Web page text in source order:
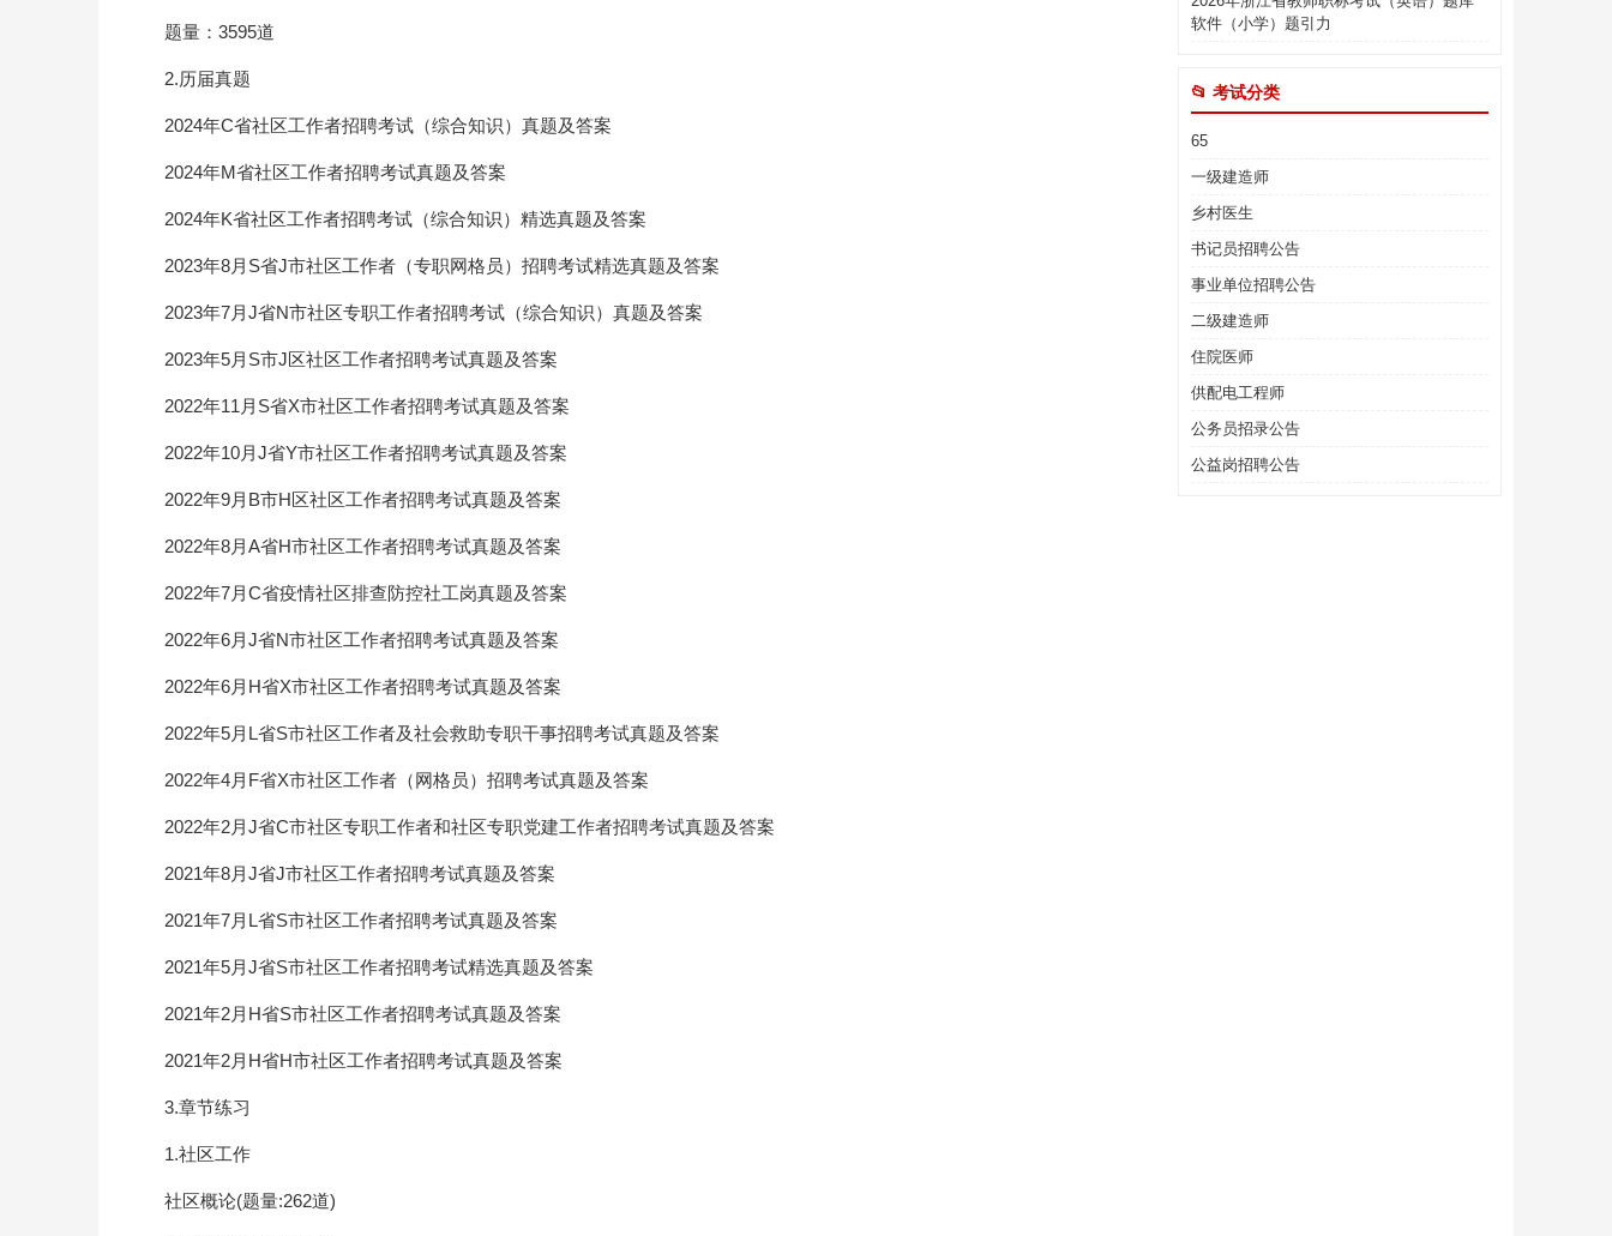
题量：3595道
2.历届真题
2024年C省社区工作者招聘考试（综合知识）真题及答案
2024年M省社区工作者招聘考试真题及答案
2024年K省社区工作者招聘考试（综合知识）精选真题及答案
2023年8月S省J市社区工作者（专职网格员）招聘考试精选真题及答案
2023年7月J省N市社区专职工作者招聘考试（综合知识）真题及答案
2023年5月S市J区社区工作者招聘考试真题及答案
2022年11月S省X市社区工作者招聘考试真题及答案
2022年10月J省Y市社区工作者招聘考试真题及答案
2022年9月B市H区社区工作者招聘考试真题及答案
2022年8月A省H市社区工作者招聘考试真题及答案
2022年7月C省疫情社区排查防控社工岗真题及答案
2022年6月J省N市社区工作者招聘考试真题及答案
2022年6月H省X市社区工作者招聘考试真题及答案
2022年5月L省S市社区工作者及社会救助专职干事招聘考试真题及答案
2022年4月F省X市社区工作者（网格员）招聘考试真题及答案
2022年2月J省C市社区专职工作者和社区专职党建工作者招聘考试真题及答案
2021年8月J省J市社区工作者招聘考试真题及答案
2021年7月L省S市社区工作者招聘考试真题及答案
2021年5月J省S市社区工作者招聘考试精选真题及答案
2021年2月H省S市社区工作者招聘考试真题及答案
2021年2月H省H市社区工作者招聘考试真题及答案
3.章节练习
1.社区工作
社区概论(题量:262道)
软件（小学）题引力
📂 考试分类
65
一级建造师
乡村医生
书记员招聘公告
事业单位招聘公告
二级建造师
住院医师
供配电工程师
公务员招录公告
公益岗招聘公告